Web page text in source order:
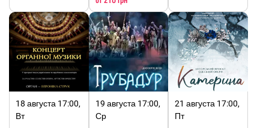
18 августа 17:00,
Вт
19 августа 17:00,
Ср
21 августа 17:00,
Пт